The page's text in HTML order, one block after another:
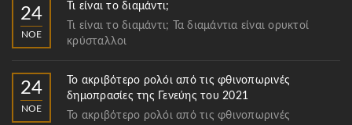
24
ΝΟΈ
Τι είναι το διαμάντι;
Τι είναι το διαμάντι; Τα διαμάντια είναι ορυκτοί
κρύσταλλοι
24
ΝΟΈ
Το ακριβότερο ρολόι από τις φθινοπωρινές
δημοπρασίες της Γενεύης του 2021
Το ακριβότερο ρολόι από τις φθινοπωρινές